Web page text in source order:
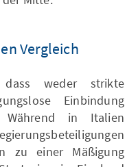
Vergleich
dass weder strikte
Einbindung
Während in Italien
zu einer Mäßigung